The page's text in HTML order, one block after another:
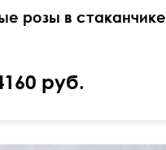
розы в стаканчике
руб.